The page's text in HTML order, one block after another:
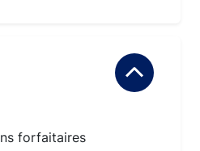
forfaitaires